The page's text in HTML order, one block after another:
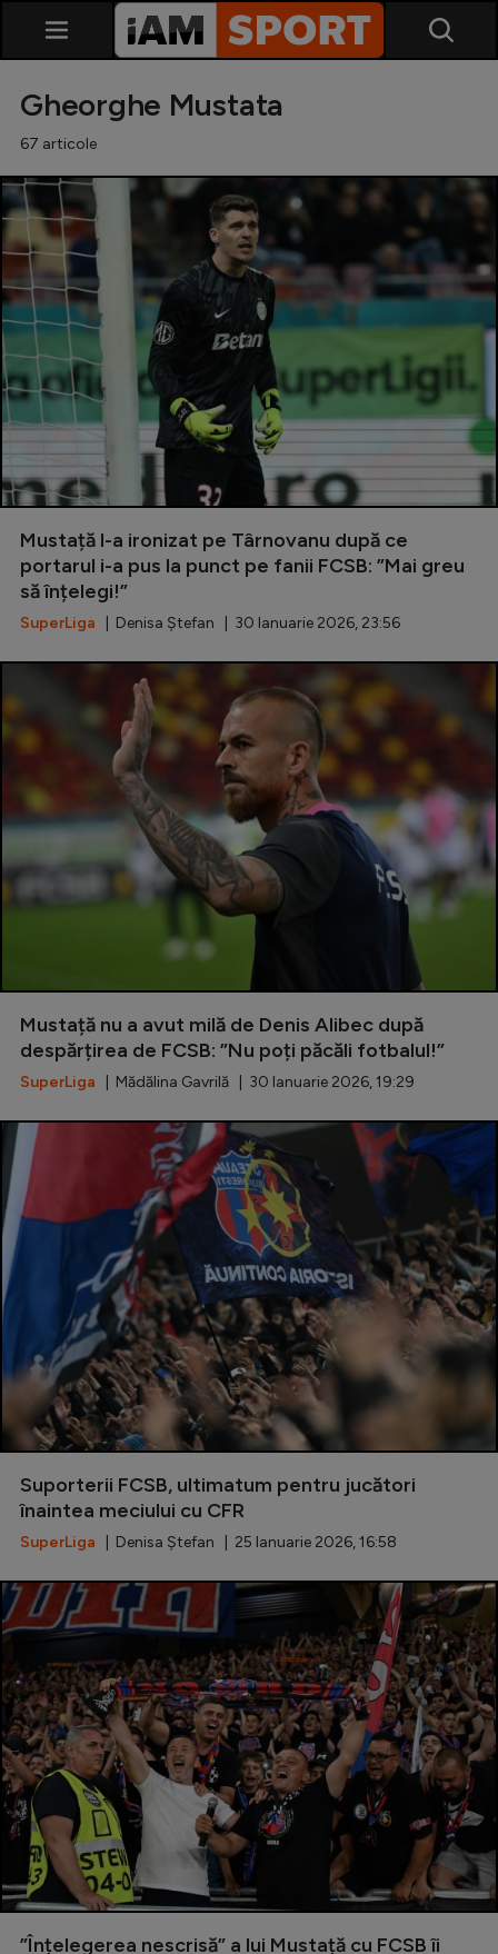
SuperLiga
Liga 2
Cupa României
Echipa Națională
U21
Fotbal feminin
Special
Diverse
Inedit
Clasamente
Champions League
Europa League
Conference League
CM 2026
Premier League
LaLiga
Serie A
Campionate
Starurile fotbalului
EURO 2024
Stranieri
Clasamente
Tenis
Handbal
Natație
Formula 1
Gimnastică
Auto
Rugby
Ciclism
Alte sporturi
JO 2024
JO 2026
Gheorghe Mustata
67 articole
Mustață l-a ironizat pe Târnovanu după ce
portarul i-a pus la punct pe fanii FCSB: ”Mai greu
să înțelegi!”
SuperLiga | Denisa Ștefan | 30 Ianuarie 2026, 23:56
Mustață nu a avut milă de Denis Alibec după
despărțirea de FCSB: ”Nu poți păcăli fotbalul!”
SuperLiga | Mădălina Gavrilă | 30 Ianuarie 2026, 19:29
Suporterii FCSB, ultimatum pentru jucători
înaintea meciului cu CFR
SuperLiga | Denisa Ștefan | 25 Ianuarie 2026, 16:58
”Înțelegerea nescrisă” a lui Mustață cu FCSB îi